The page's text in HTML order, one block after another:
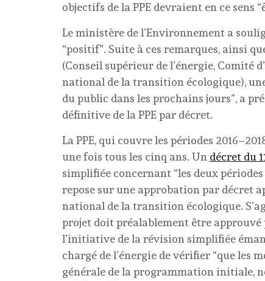
objectifs de la PPE devraient en ce sens
Le ministère de l’Environnement a
“positif”. Suite à ces remarques, ainsi
(Conseil supérieur de l’énergie, Comité
national de la transition écologique),
du public dans les prochains jours”, a
définitive de la PPE par décret.
La PPE, qui couvre les périodes
une fois tous les cinq ans. Un décret du
simplifiée concernant “les deux
repose sur une approbation par décret
national de la transition écologique.
projet doit préalablement être
l’initiative de la révision simplifiée
chargé de l’énergie de vérifier “que les
générale de la programmation initiale,